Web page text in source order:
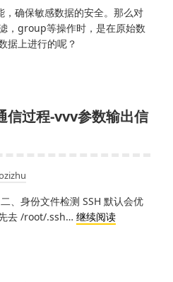
，确保敏感数据的安全。那么对
，group等操作时，是在原始数
据上进行的呢？
信过程-vvv参数输出信
、身份文件检测 SSH 默认会优
去 /root/.ssh… 继续阅读SSH